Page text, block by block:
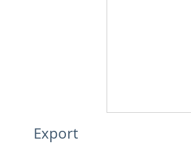
Export